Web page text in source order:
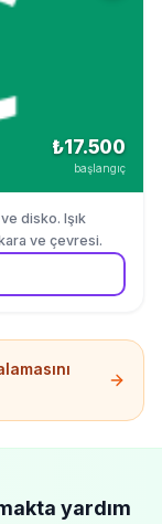
₺17.500
başlangıç
disko. Işık
ve çevresi.
yardım